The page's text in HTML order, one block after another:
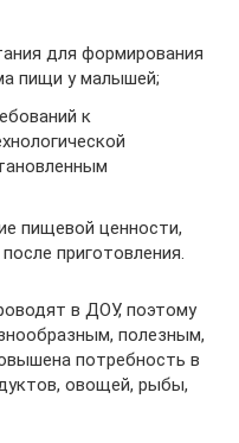
для формирования
пищи у малышей;
к
пищевой ценности,
приготовления.
в ДОУ, поэтому
полезным,
потребность в
овощей, рыбы,